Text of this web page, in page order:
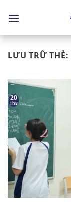
qua
LƯU TRỮ THẺ:
20
Th8